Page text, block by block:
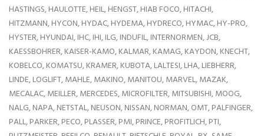
HASTINGS, HAULOTTE, HEIL, HENGST, HIAB FOCO, HITACHI,
HITZMANN, HYCON, HYDAC, HYDEMA, HYDRECO, HYMAC, HY-PRO,
HYSTER, HYUNDAI, IHC, IHI, ILG, INDUFIL, INTERNORMEN, JCB,
KAESSBOHRER, KAISER-KAMO, KALMAR, KAMAG, KAYDON, KNECHT,
KOBELCO, KOMATSU, KRAMER, KUBOTA, LALTESI, LHA, LIEBHERR,
LINDE, LOGLIFT, MAHLE, MAKINO, MANITOU, MARVEL, MAZAK,
MECALAC, MEILLER, MERCEDES, MICROFILTER, MITSUBISHI, MOOG,
NALG, NAPA, NETSTAL, NEUSON, NISSAN, NORMAN, OMT, PALFINGER,
PALL, PARKER, PECO, PLASSER, PMI, PRINCE, PROFITLICH, PTI,